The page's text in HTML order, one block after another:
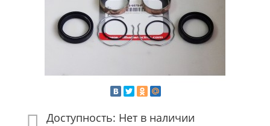
Доступность: Нет в наличии